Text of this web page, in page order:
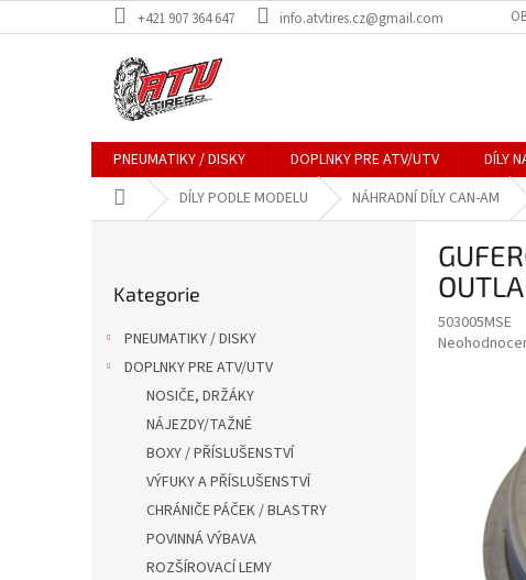
na
+421 907 364 647 info.atvtires.cz@gmail.com
PNEUMATIKY / DISKY DOPLNKY PRE ATV/UTV DÍLY
Domů DÍLY PODLE MODELU NÁHRADNÍ DÍLY CAN-AM
kategorie
Kategorie
PNEUMATIKY / DISKY
DOPLNKY PRE ATV/UTV
NOSIČE, DRŽÁKY
NÁJEZDY/TAŽNÉ
BOXY / PŘÍSLUŠENSTVÍ
VÝFUKY A PŘÍSLUŠENSTVÍ
CHRÁNIČE PÁČEK / BLASTRY
POVINNÁ VÝBAVA
ROZŠÍROVACÍ LEMY
503005MSE
Průměrné
hvězdiček.